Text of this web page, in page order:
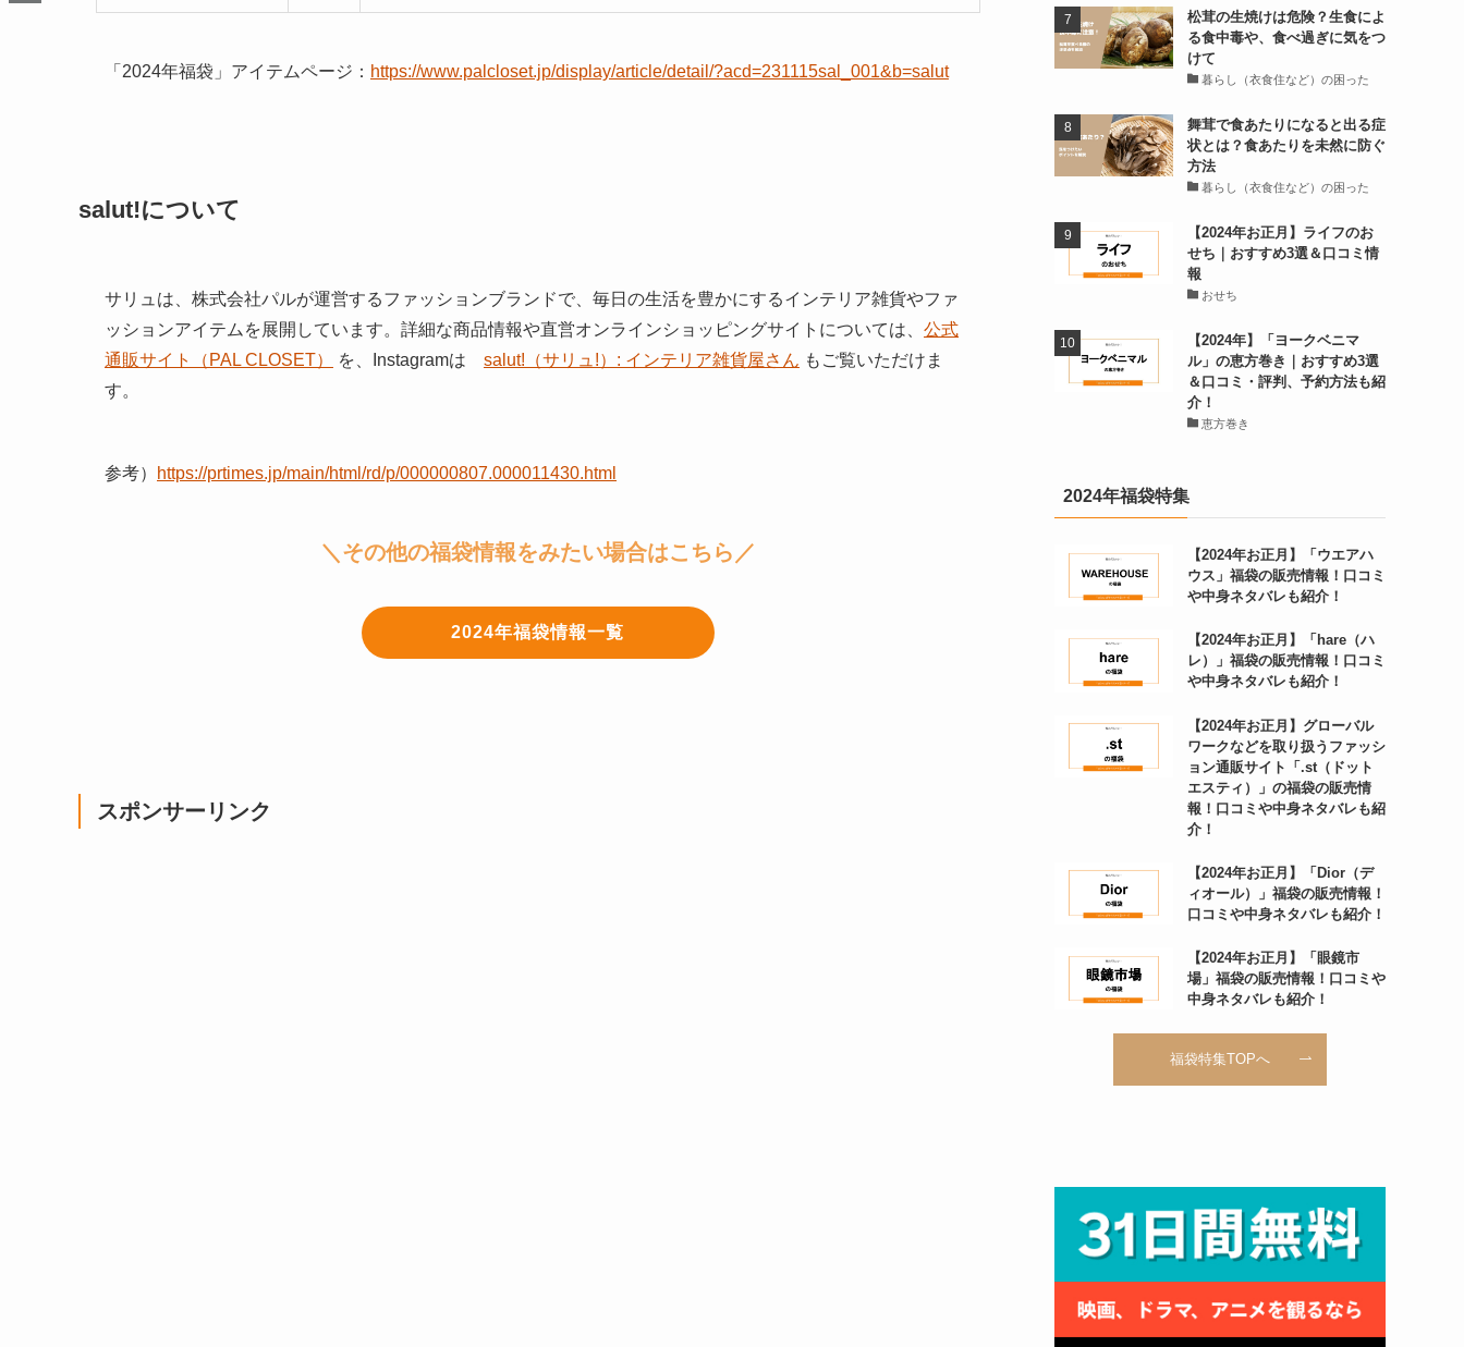
「2024年福袋」アイテムページ： https://www.palcloset.jp/display/article/detail/?acd=231115sal_001&b=salut
salut!について
サリュは、株式会社パルが運営するファッションブランドで、毎日の生活を豊かにするインテリア雑貨やファ
ッションアイテムを展開しています。詳細な商品情報や直営オンラインショッピングサイトについては、 公式
通販サイト（PAL CLOSET）
を、Instagramは salut!（サリュ!）: インテリア雑貨屋さん もご覧いただけま
す。
参考） https://prtimes.jp/main/html/rd/p/000000807.000011430.html
＼その他の福袋情報をみたい場合はこちら／
2024年福袋情報一覧
スポンサーリンク
松茸の生焼けは危険？生食によ
る食中毒や、食べ過ぎに気をつ
けて
暮らし（衣食住など）の困った
舞茸で食あたりになると出る症
状とは？食あたりを未然に防ぐ
方法
暮らし（衣食住など）の困った
【2024年お正月】ライフのお
せち｜おすすめ3選＆口コミ情
報
おせち
【2024年】「ヨークベニマ
ル」の恵方巻き｜おすすめ3選
＆口コミ・評判、予約方法も紹
介！
恵方巻き
2024年福袋特集
【2024年お正月】「ウエアハ
ウス」福袋の販売情報！口コミ
や中身ネタバレも紹介！
【2024年お正月】「hare（ハ
レ）」福袋の販売情報！口コミ
や中身ネタバレも紹介！
【2024年お正月】グローバル
ワークなどを取り扱うファッシ
ョン通販サイト「.st（ドット
エスティ）」の福袋の販売情
報！口コミや中身ネタバレも紹
介！
【2024年お正月】「Dior（デ
ィオール）」福袋の販売情報！
口コミや中身ネタバレも紹介！
【2024年お正月】「眼鏡市
場」福袋の販売情報！口コミや
中身ネタバレも紹介！
福袋特集TOPへ